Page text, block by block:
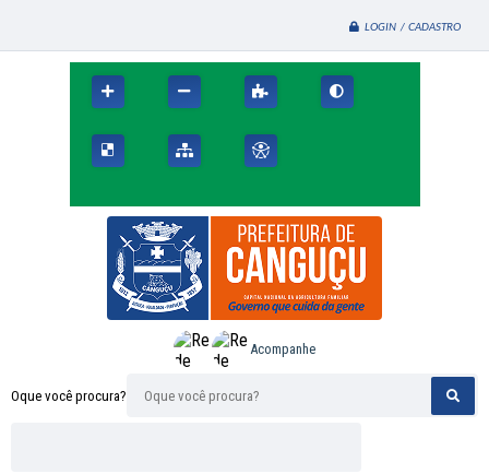
LOGIN / CADASTRO
Oque você procura?
Acompanhe